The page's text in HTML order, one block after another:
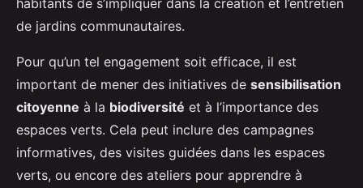
de jardins communautaires.
Pour qu’un tel engagement soit efficace, il est
important de mener des initiatives de sensibilisation
citoyenne à la biodiversité et à l’importance des
espaces verts. Cela peut inclure des campagnes
informatives, des visites guidées dans les espaces
verts, ou encore des ateliers pour apprendre à